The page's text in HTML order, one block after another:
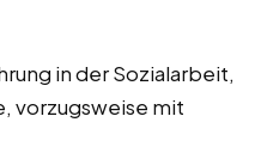
in der Sozialarbeit,
vorzugsweise mit